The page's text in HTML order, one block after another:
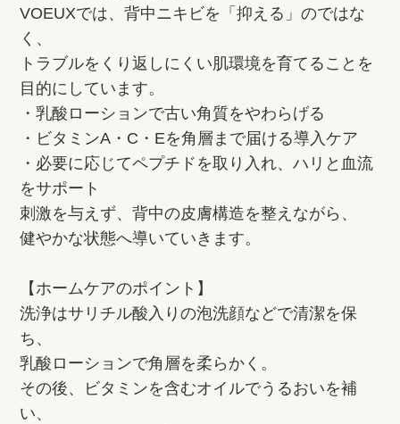
VOEUXでは、背中ニキビを「抑える」のではな
く、
トラブルをくり返しにくい肌環境を育てることを
目的にしています。
・乳酸ローションで古い角質をやわらげる
・ビタミンA・C・Eを角層まで届ける導入ケア
・必要に応じてペプチドを取り入れ、ハリと血流
をサポート
刺激を与えず、背中の皮膚構造を整えながら、
健やかな状態へ導いていきます。
【ホームケアのポイント】
洗浄はサリチル酸入りの泡洗顔などで清潔を保
ち、
乳酸ローションで角層を柔らかく。
その後、ビタミンを含むオイルでうるおいを補
い、